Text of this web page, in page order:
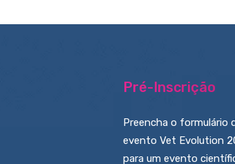
Pré-Inscrição
Preencha o formulário
evento Vet Evolution
para um evento